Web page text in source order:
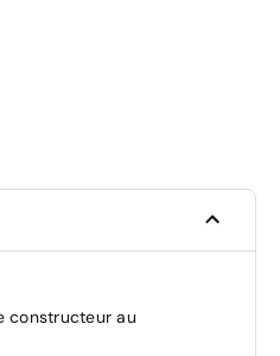
constructeur au